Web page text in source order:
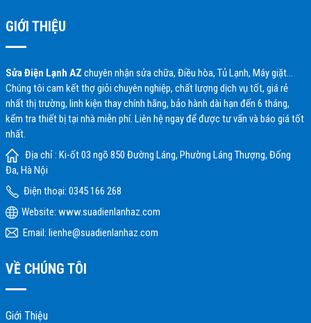
GIỚI THIỆU
Sửa Điện Lạnh AZ chuyên nhận sửa chữa, Điều hòa, Tủ Lạnh, Máy giặt…
Chúng tôi cam kết thợ giỏi chuyên nghiệp, chất lượng dịch vụ tốt, giá rẻ
nhất thị trường, linh kiện thay chính hãng, bảo hành dài hạn đến 6 tháng,
kểm tra thiết bị tại nhà miễn phí. Liên hệ ngay để được tư vấn và báo giá tốt
nhất.
Địa chỉ : Ki-ốt 03 ngõ 850 Đường Láng, Phường Láng Thượng, Đống
Đa, Hà Nội
Điện thoại: 0345 166 268
Website: www.suadienlanhaz.com
Email: lienhe@suadienlanhaz.com
VỀ CHÚNG TÔI
Giới Thiệu